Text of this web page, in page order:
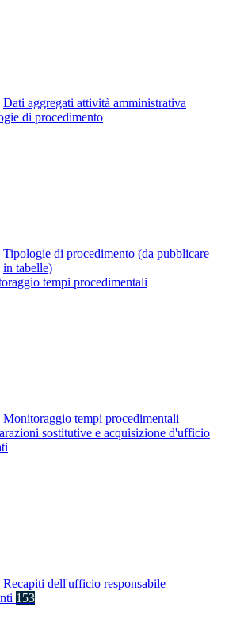
Dati aggregati attività amministrativa
di procedimento
Tipologie di procedimento (da pubblicare
in tabelle)
tempi procedimentali
Monitoraggio tempi procedimentali
sostitutive e acquisizione d'ufficio
Recapiti dell'ufficio responsabile
153